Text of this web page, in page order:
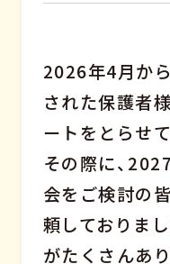
2026年4月か
された保護者
ートをとらせ
その際に、
会をご検討の
頼しておりま
がたくさんあ